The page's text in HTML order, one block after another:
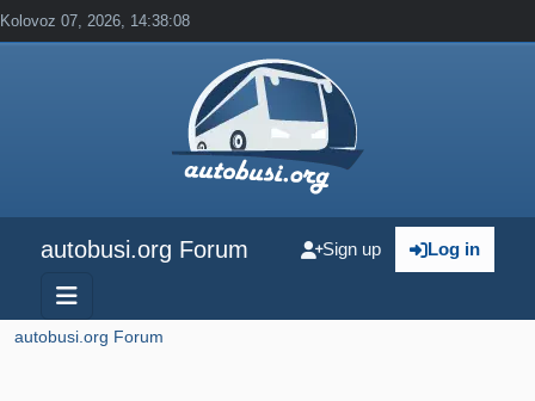
Kolovoz 07, 2026, 14:38:08
autobusi.org Forum Log in
Sign up
autobusi.org Forum